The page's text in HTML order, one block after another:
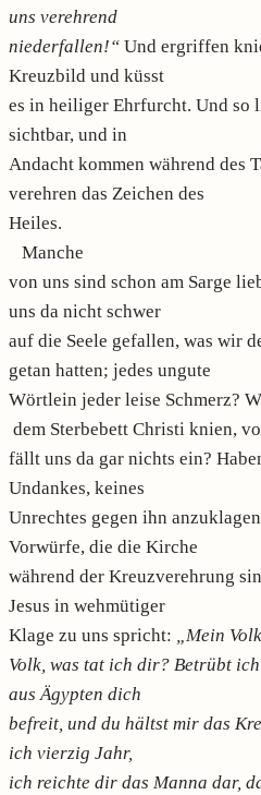
uns verehrend
niederfallen!“ Und ergriffen
Kreuzbild und küsst
es in heiliger Ehrfurcht. Und so
sichtbar, und in
Andacht kommen während des
verehren das Zeichen des
Heiles.
Manche
von uns sind schon am Sarge
uns da nicht schwer
auf die Seele gefallen, was wir
getan hatten; jedes ungute
Wörtlein jeder leise Schmerz?
dem Sterbebett Christi knien,
fällt uns da gar nichts ein?
Undankes, keines
Unrechtes gegen ihn
Vorwürfe, die die Kirche
während der Kreuzverehrung
Jesus in wehmütiger
Klage zu uns spricht: „Mein
Volk, was tat ich dir? Betrübt
aus Ägypten dich
befreit, und du hältst mir das
ich vierzig Jahr,
ich reichte dir das Manna dar,